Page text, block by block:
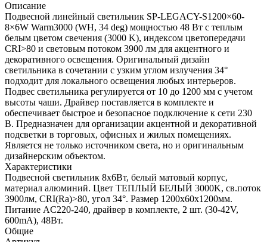
Описание
Подвесной линейный светильник SP-LEGACY-S1200×60-
8×6W Warm3000 (WH, 34 deg) мощностью 48 Вт с теплым
белым цветом свечения (3000 K), индексом цветопередачи
CRI>80 и световым потоком 3900 лм для акцентного и
декоративного освещения. Оригинальный дизайн
светильника в сочетании с узким углом излучения 34°
подходит для локального освещения любых интерьеров.
Подвес светильника регулируется от 10 до 1200 мм с учетом
высоты чаши. Драйвер поставляется в комплекте и
обеспечивает быстрое и безопасное подключение к сети 230
В. Предназначен для организации акцентной и декоративной
подсветки в торговых, офисных и жилых помещениях.
Является не только источником света, но и оригинальным
дизайнерским объектом.
Характеристики
Подвесной светильник 8х6Вт, белый матовый корпус,
материал алюминий. Цвет ТЕПЛЫЙ БЕЛЫЙ 3000K, св.поток
3900лм, CRI(Ra)>80, угол 34°. Размер 1200x60x1200мм.
Питание AC220-240, драйвер в комплекте, 2 шт. (30-42V,
600mA), 48Вт.
Общие